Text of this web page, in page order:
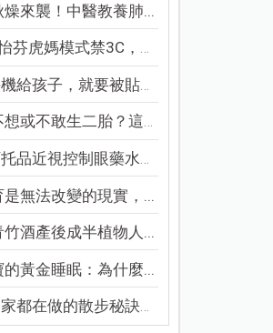
來襲！中醫教養肺...
虎媽模式禁3C，看...
給孩子，就要被貼「...
或不敢生二胎？這8...
品近視控制眼藥水納...
無法改變的現實，...
酒產後成半植物人...
黃金睡眠：為什麼...
都在做的散步秘訣！...